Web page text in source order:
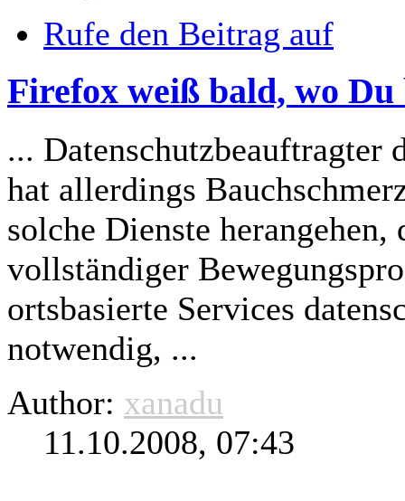
Rufe den Beitrag auf
Firefox weiß bald, wo Du
... Datenschutzbeauftragter
hat allerdings
solche Dienste herangehen,
vollständiger
ortsbasierte Services
notwendig, ...
Author: xanadu
11.10.2008, 07:43